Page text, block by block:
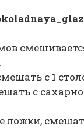
с 1
с
ложки,